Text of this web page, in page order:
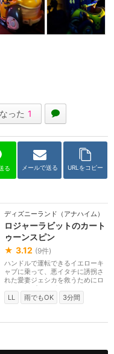
った 1
る メールで送る URLをコピー
ディズニーランド（アナハイム）
ロジャーラビットのカート
ゥーンスピン
★ 3.12 (9件)
ハンドルで運転できるイエローキ
ャブに乗って、悪イタチに誘拐さ
れた愛妻ジェシカを救うためにロ
ジャーラビットが...
LL
雨でもOK 3分間